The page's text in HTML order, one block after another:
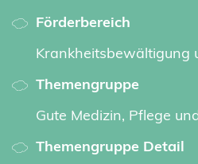
Förderbereich
Krankheitsbewältigung
Themengruppe
Gute Medizin, Pflege
Themengruppe Detail